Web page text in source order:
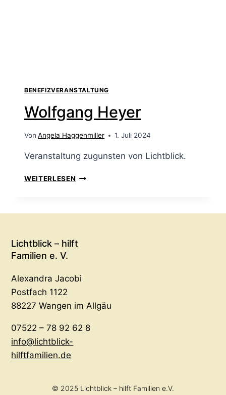
BENEFIZVERANSTALTUNG
Wolfgang Heyer
Von Angela Haggenmiller 1. Juli 2024
Veranstaltung zugunsten von Lichtblick.
WEITERLESEN
Lichtblick – hilft
Familien e. V.
Alexandra Jacobi
Postfach 1122
88227 Wangen im Allgäu
07522 – 78 92 62 8
info@lichtblick-
hilftfamilien.de
© 2025 Lichtblick – hilft Familien e.V.